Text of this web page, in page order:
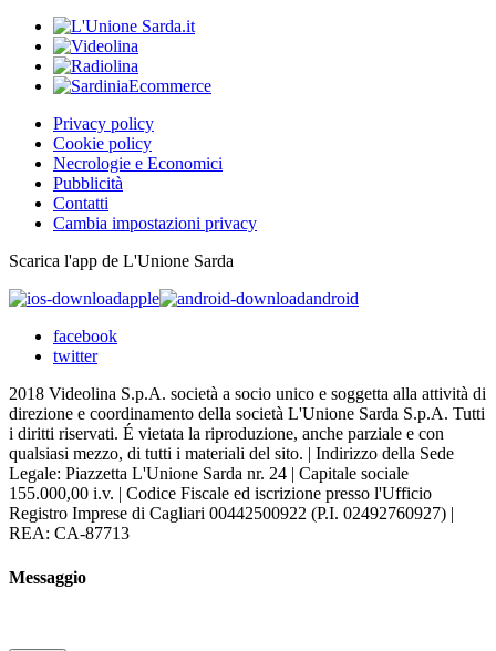
Privacy policy
Cookie policy
Necrologie e Economici
Pubblicità
Contatti
Cambia impostazioni privacy
Scarica l'app de L'Unione Sarda
apple
android
facebook
twitter
2018 Videolina S.p.A. società a socio unico e soggetta alla attività di
direzione e coordinamento della società L'Unione Sarda S.p.A. Tutti
i diritti riservati. É vietata la riproduzione, anche parziale e con
qualsiasi mezzo, di tutti i materiali del sito. | Indirizzo della Sede
Legale: Piazzetta L'Unione Sarda nr. 24 | Capitale sociale
155.000,00 i.v. | Codice Fiscale ed iscrizione presso l'Ufficio
Registro Imprese di Cagliari 00442500922 (P.I. 02492760927) |
REA: CA-87713
Messaggio